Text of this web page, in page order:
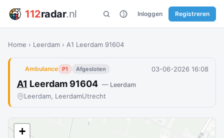
112radar.nl Inloggen Registreren
Home › Leerdam › A1 Leerdam 91604
Ambulance P1 Afgesloten 03-06-2026 16:08
A1 Leerdam 91604 — Leerdam
Leerdam, LeerdamUtrecht
+